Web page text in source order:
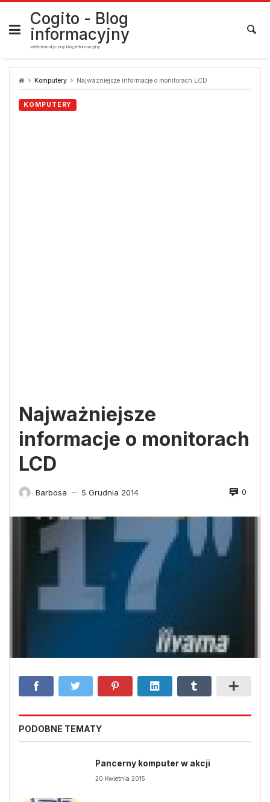
Skip
content
Cogito - Blog
informacyjny
wielotematyczny blog informacyjny
Komputery Najważniejsze informacje o monitorach LCD
KOMPUTERY
Najważniejsze
informacje o monitorach
LCD
Barbosa — 5 Grudnia 2014 0
PODOBNE TEMATY
Pancerny komputer w akcji
20 Kwietnia 2015